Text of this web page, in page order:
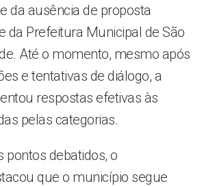
da ausência de proposta
da Prefeitura Municipal de São
Até o momento, mesmo após
e tentativas de diálogo, a
respostas efetivas às
pelas categorias.
pontos debatidos, o
que o município segue